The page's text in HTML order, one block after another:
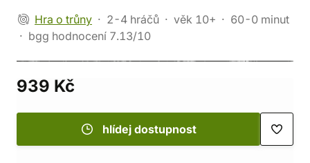
Hra o trůny 2-4 hráčů věk 10+
60-0 minut
bgg hodnocení 7.13/10
939 Kč
hlídej dostupnost